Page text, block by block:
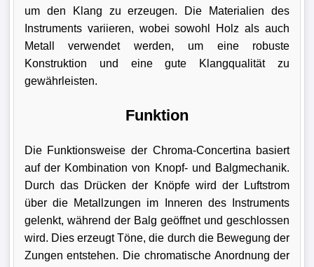
um den Klang zu erzeugen. Die Materialien des
Instruments variieren, wobei sowohl Holz als auch
Metall verwendet werden, um eine robuste
Konstruktion und eine gute Klangqualität zu
gewährleisten.
Funktion
Die Funktionsweise der Chroma-Concertina basiert
auf der Kombination von Knopf- und Balgmechanik.
Durch das Drücken der Knöpfe wird der Luftstrom
über die Metallzungen im Inneren des Instruments
gelenkt, während der Balg geöffnet und geschlossen
wird. Dies erzeugt Töne, die durch die Bewegung der
Zungen entstehen. Die chromatische Anordnung der